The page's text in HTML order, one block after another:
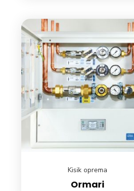
Kisik oprema
Ormari